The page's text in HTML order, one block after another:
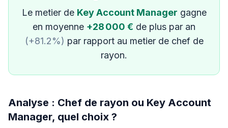
Le metier de Key Account Manager gagne
en moyenne +28 000 € de plus par an
(+81.2%) par rapport au metier de chef de
rayon.
Analyse : Chef de rayon ou Key Account
Manager, quel choix ?